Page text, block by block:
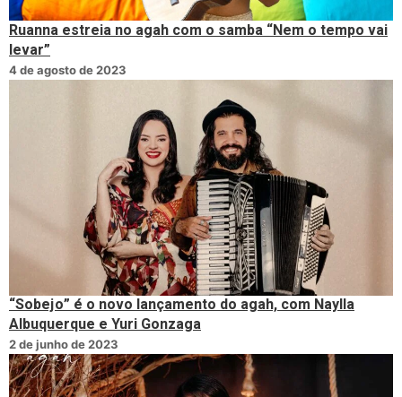
Ruanna estreia no agah com o samba “Nem o tempo vai
levar”
4 de agosto de 2023
“Sobejo” é o novo lançamento do agah, com Naylla
Albuquerque e Yuri Gonzaga
2 de junho de 2023